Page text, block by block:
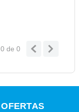
de 0